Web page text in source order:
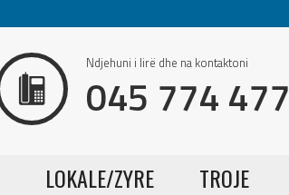
Ndjehuni i lirë dhe na kontaktoni
045 774 477
LOKALE/ZYRE TROJE